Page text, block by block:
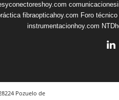
fibraopticahoy.com Foro
instrumentacionhoy.com
Pozuelo de